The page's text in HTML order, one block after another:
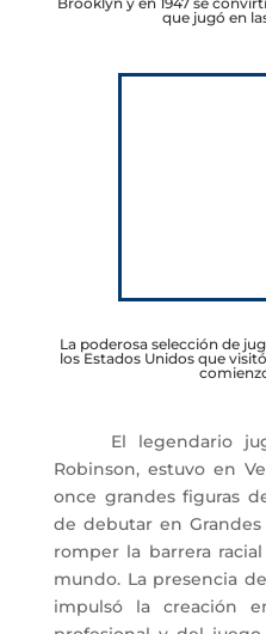
que jugó en
La poderosa selección de
los Estados Unidos que
El legendario
Robinson, estuvo en
once grandes figuras
de debutar en
romper la barrera
mundo. La presencia
impulsó la creación